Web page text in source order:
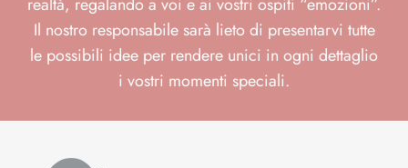
Il nostro responsabile sarà lieto di presentarvi tutte
le possibili idee per rendere unici in ogni dettaglio
i vostri momenti speciali.